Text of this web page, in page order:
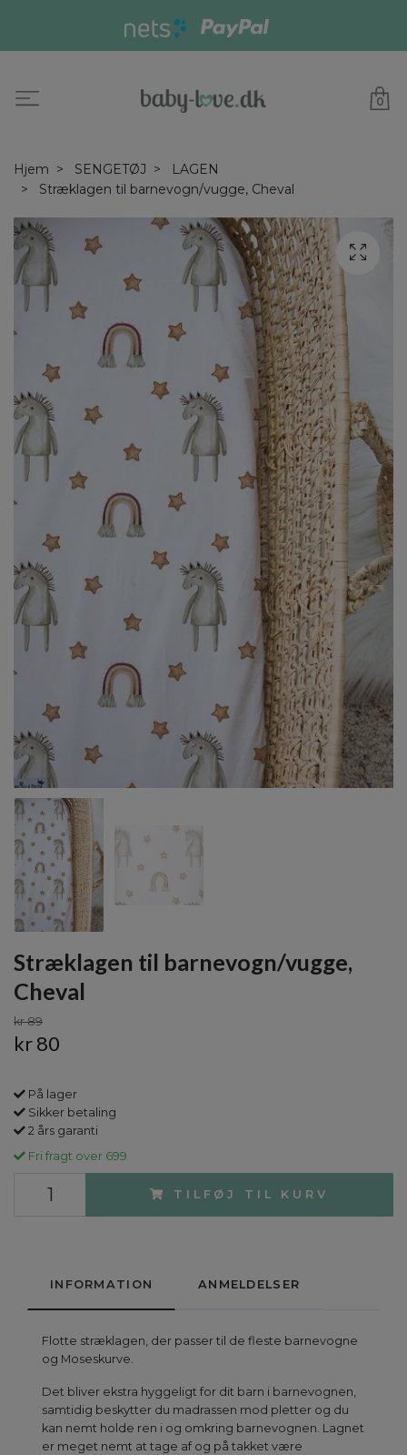
0
Hjem SENGETØJ
LAGEN
Stræklagen til barnevogn/vugge, Cheval
Stræklagen til barnevogn/vugge,
Cheval
kr 89
kr 80
På lager
Sikker betaling
2 års garanti
Fri fragt over 699
TILFØJ TIL KURV
INFORMATION ANMELDELSER
Flotte stræklagen, der passer til de fleste barnevogne
og Moseskurve.
Det bliver ekstra hyggeligt for dit barn i barnevognen,
samtidig beskytter du madrassen mod pletter og du
kan nemt holde ren i og omkring barnevognen. Lagnet
er meget nemt at tage af og på takket være